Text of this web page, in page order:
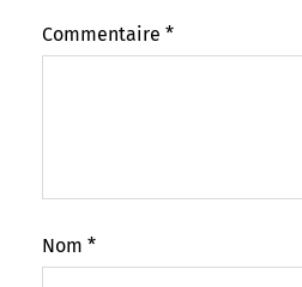
Commentaire *
Nom *